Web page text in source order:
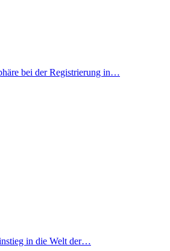
bei der Registrierung in…
in die Welt der…